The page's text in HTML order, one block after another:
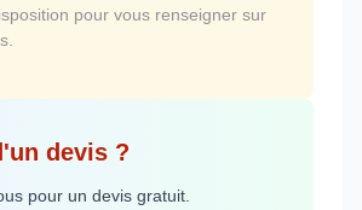
pour vous renseigner sur
devis ?
pour un devis gratuit.